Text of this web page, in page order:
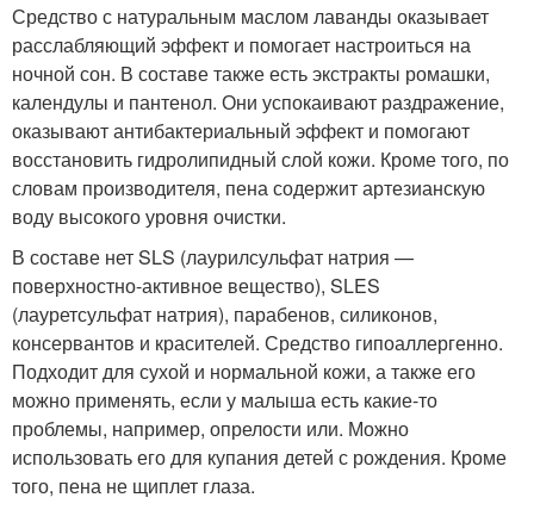
Средство с натуральным маслом лаванды оказывает
расслабляющий эффект и помогает настроиться на
ночной сон. В составе также есть экстракты ромашки,
календулы и пантенол. Они успокаивают раздражение,
оказывают антибактериальный эффект и помогают
восстановить гидролипидный слой кожи. Кроме того, по
словам производителя, пена содержит артезианскую
воду высокого уровня очистки.
В составе нет SLS (лаурилсульфат натрия —
поверхностно-активное вещество), SLES
(лауретсульфат натрия), парабенов, силиконов,
консервантов и красителей. Средство гипоаллергенно.
Подходит для сухой и нормальной кожи, а также его
можно применять, если у малыша есть какие-то
проблемы, например, опрелости или. Можно
использовать его для купания детей с рождения. Кроме
того, пена не щиплет глаза.